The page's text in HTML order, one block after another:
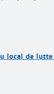
local de